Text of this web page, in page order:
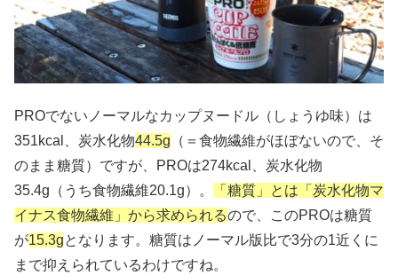
PROでないノーマルなカップヌードル（しょうゆ味）は
351kcal、炭水化物44.5g （＝食物繊維がほぼないので、そ
のまま糖質）ですが、PROは274kcal、炭水化物
35.4g（うち食物繊維20.1g）。
「糖質」とは「炭水化物マ
イナス食物繊維」から求められるので、このPROは糖質
が15.3gとなります。糖質はノーマル版比で3分の1近くに
まで抑えられているわけですね。